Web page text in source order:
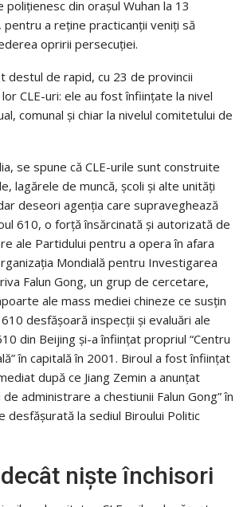
din oraşul Wuhan la 13
a reţine practicanţii veniţi să
opririi persecuţiei.
destul de rapid, cu 23 de provincii
CLE-uri: ele au fost înfiinţate la nivel
comunal şi chiar la nivelul comitetului de
se spune că CLE-urile sunt construite
lagărele de muncă, şcoli şi alte unităţi
deseori agenţia care supraveghează
610, o forţă însărcinată şi autorizată de
ale Partidului pentru a opera în afara
Mondială pentru Investigarea
Falun Gong, un grup de cercetare,
ale mass mediei chineze ce susţin
desfăşoară inspecţii şi evaluări ale
din Beijing şi-a înfiinţat propriul “Centru
în capitală în 2001. Biroul a fost înfiinţat
după ce Jiang Zemin a anunţat
de administrare a chestiunii Falun Gong” în
desfăşurată la sediul Biroului Politic
nişte închisori